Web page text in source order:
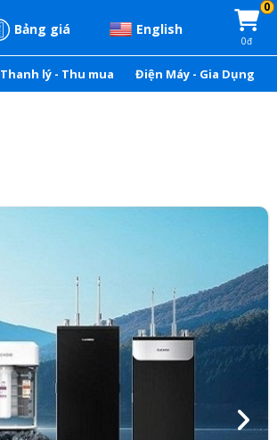
Bảng giá English
0
0đ
Thanh lý - Thu mua Điện Máy - Gia Dụng